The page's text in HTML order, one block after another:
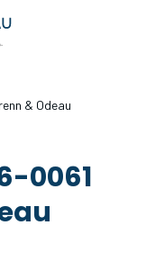
& Odeau
0061